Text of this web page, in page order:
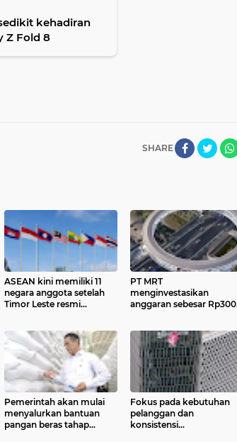
kehadiran
Z Fold 8
SHARE
ASEAN kini memiliki 11
negara anggota setelah
Timor Leste resmi
Oktober 2025.
PT MRT
menginvestasikan
anggaran sebesar Rp300
deck Dukuh Atas yang
akan menjadi ikon baru
Pemerintah akan mulai
menyalurkan bantuan
pangan beras tahap
Fokus pada kebutuhan
pelanggan dan
konsistensi